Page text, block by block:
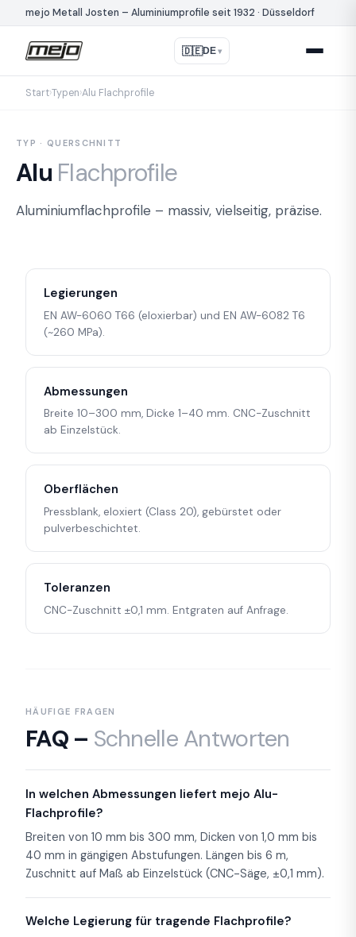
mejo Metall Josten – Aluminiumprofile seit 1932 · Düsseldorf
🇩🇪DE ▾
Start›Typen›Alu Flachprofile
TYP · QUERSCHNITT
Alu Flachprofile
Aluminiumflachprofile – massiv, vielseitig, präzise.
Legierungen
EN AW-6060 T66 (eloxierbar) und EN AW-6082 T6
(~260 MPa).
Abmessungen
Breite 10–300 mm, Dicke 1–40 mm. CNC-Zuschnitt
ab Einzelstück.
Oberflächen
Pressblank, eloxiert (Class 20), gebürstet oder
pulverbeschichtet.
Toleranzen
CNC-Zuschnitt ±0,1 mm. Entgraten auf Anfrage.
HÄUFIGE FRAGEN
FAQ – Schnelle Antworten
In welchen Abmessungen liefert mejo Alu-
Flachprofile?
Breiten von 10 mm bis 300 mm, Dicken von 1,0 mm bis
40 mm in gängigen Abstufungen. Längen bis 6 m,
Zuschnitt auf Maß ab Einzelstück (CNC-Säge, ±0,1 mm).
Welche Legierung für tragende Flachprofile?